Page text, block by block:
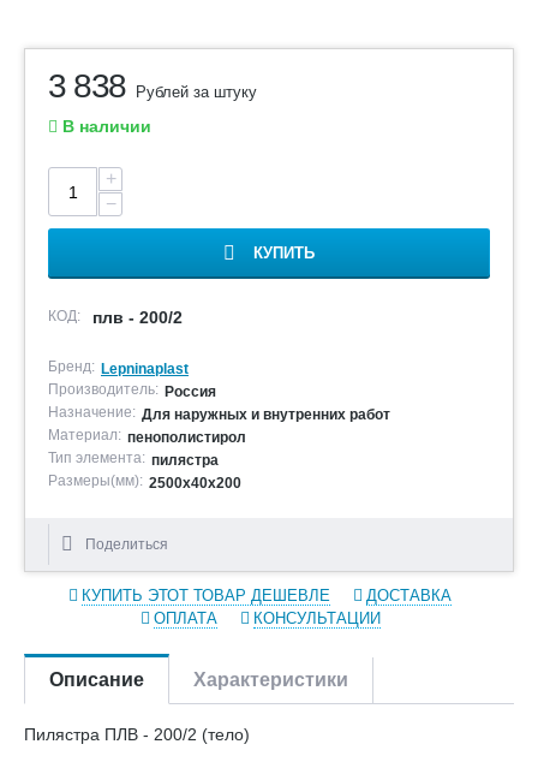
3 838 Рублей за штуку
В наличии
+
−
КУПИТЬ
КОД: плв - 200/2
Бренд: Lepninaplast
Производитель: Россия
Назначение: Для наружных и внутренних работ
Материал: пенополистирол
Тип элемента: пилястра
Размеры(мм): 2500х40х200
Поделиться
КУПИТЬ ЭТОТ ТОВАР ДЕШЕВЛЕ
ДОСТАВКА
ОПЛАТА
КОНСУЛЬТАЦИИ
Описание Характеристики
Пилястра ПЛВ - 200/2 (тело)